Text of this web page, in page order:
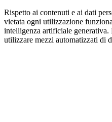
Rispetto ai contenuti e ai dati
vietata ogni utilizzazione
intelligenza artificiale generativa.
utilizzare mezzi automatizzati di